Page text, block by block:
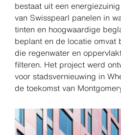
bestaat uit een
van Swisspearl panelen in
tinten en hoogwaardige
beplant en de locatie omvat
die regenwater en
filteren. Het project werd
voor stadsvernieuwing in
de toekomst van